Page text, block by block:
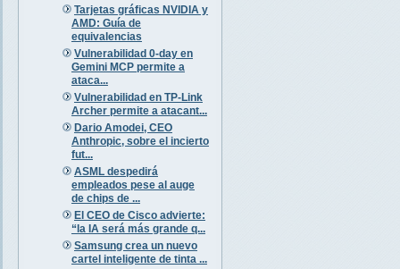
Tarjetas gráficas NVIDIA y
AMD: Guía de
equivalencias
Vulnerabilidad 0-day en
Gemini MCP permite a
ataca...
Vulnerabilidad en TP-Link
Archer permite a atacant...
Dario Amodei, CEO
Anthropic, sobre el incierto
fut...
ASML despedirá
empleados pese al auge
de chips de ...
El CEO de Cisco advierte:
“la IA será más grande q...
Samsung crea un nuevo
cartel inteligente de tinta ...